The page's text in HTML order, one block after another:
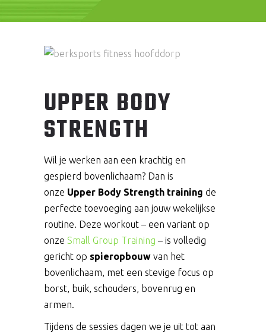
UPPER BODY
STRENGTH
Wil je werken aan een krachtig en
gespierd bovenlichaam? Dan is
onze Upper Body Strength training de
perfecte toevoeging aan jouw wekelijkse
routine. Deze workout – een variant op
onze Small Group Training – is volledig
gericht op spieropbouw van het
bovenlichaam, met een stevige focus op
borst, buik, schouders, bovenrug en
armen.
Tijdens de sessies dagen we je uit tot aan